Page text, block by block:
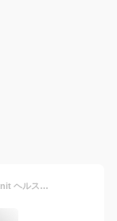
リュック 通学 高校生 女子 男子 撥水 Healthknit ヘルスニット HKB1156 リュック レディース メンズ おしゃれ 大容量 軽量 軽い リュックサック 13L かわいい マザーズバッグ 高校生 中学生 B4 A4 デイパック バックパック 多収納 無地 カラフル 黒 ブラック 白 ホワイト